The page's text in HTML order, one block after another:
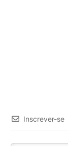
Inscrever-se